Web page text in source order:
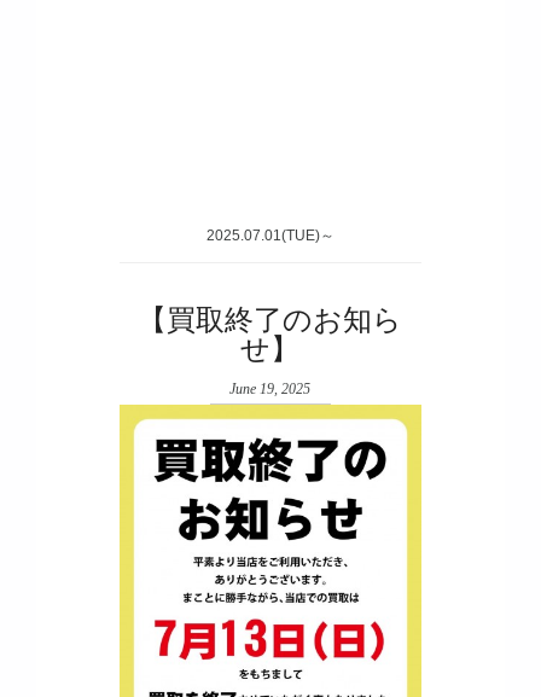
2025.07.01(TUE)～
【買取終了のお知ら
せ】
June 19, 2025